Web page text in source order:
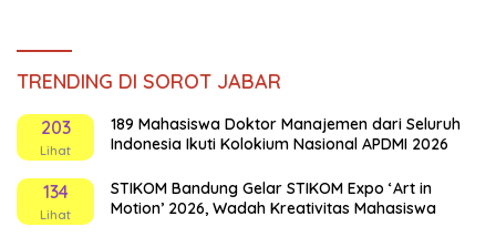
TRENDING DI SOROT JABAR
203
Lihat
189 Mahasiswa Doktor Manajemen dari Seluruh
Indonesia Ikuti Kolokium Nasional APDMI 2026
134
Lihat
STIKOM Bandung Gelar STIKOM Expo ‘Art in
Motion’ 2026, Wadah Kreativitas Mahasiswa